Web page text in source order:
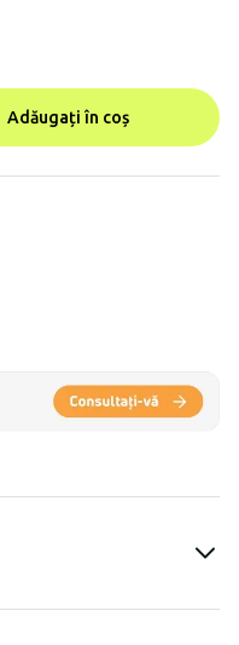
Adăugați în coș